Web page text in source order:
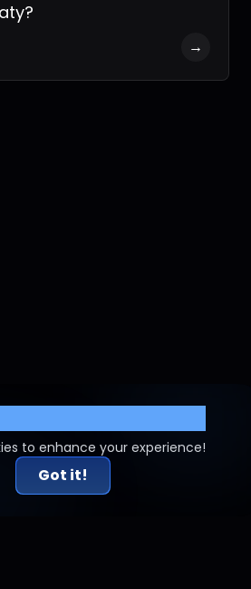
→
to enhance your experience!
Got it!